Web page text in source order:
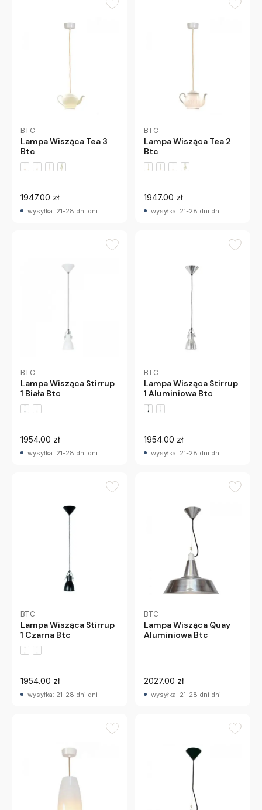
BTC
Lampa Wisząca Tea 3
Btc
1947.00 zł
wysyłka: 21-28 dni dni
BTC
Lampa Wisząca Tea 2
Btc
1947.00 zł
wysyłka: 21-28 dni dni
BTC
Lampa Wisząca Stirrup
1 Biała Btc
1954.00 zł
wysyłka: 21-28 dni dni
BTC
Lampa Wisząca Stirrup
1 Aluminiowa Btc
1954.00 zł
wysyłka: 21-28 dni dni
BTC
Lampa Wisząca Stirrup
1 Czarna Btc
1954.00 zł
wysyłka: 21-28 dni dni
BTC
Lampa Wisząca Quay
Aluminiowa Btc
2027.00 zł
wysyłka: 21-28 dni dni